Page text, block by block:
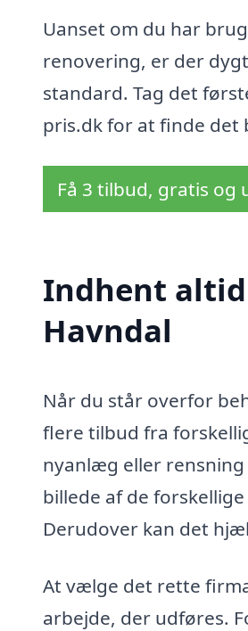
Uanset om du har
renovering, er der
standard. Tag det
pris.dk for at finde det
Få 3 tilbud, gratis og
Indhent
Havndal
Når du står overfor
flere tilbud fra
nyanlæg eller
billede af de
Derudover kan det
At vælge det rette
arbejde, der udføres.